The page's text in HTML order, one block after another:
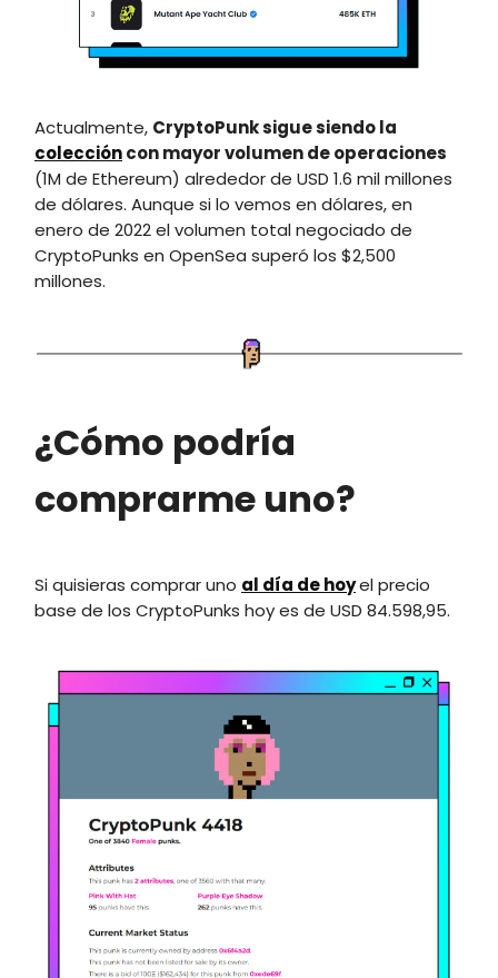
Actualmente, CryptoPunk sigue siendo la
coleccióncon mayor volumen de operaciones
(1M de Ethereum) alrededor de USD 1.6 mil millones
de dólares. Aunque si lo vemos en dólares, en
enero de 2022 el volumen total negociado de
CryptoPunks en OpenSea superó los $2,500
millones.
¿Cómo podría
comprarme uno?
Si quisieras comprar uno al día de hoyel precio
base de los CryptoPunks hoy es de USD 84.598,95.